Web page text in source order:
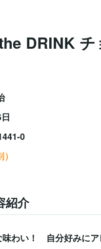
DRINK
0
紹介
わい！ 自分好みにア